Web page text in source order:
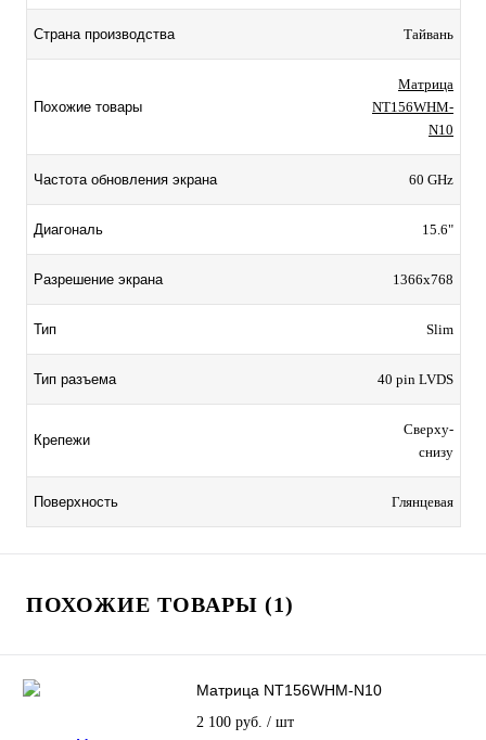
Страна производства Тайвань
Похожие товары
Матрица
NT156WHM-
N10
Частота обновления экрана 60 GHz
Диагональ 15.6"
Разрешение экрана 1366x768
Тип Slim
Тип разъема 40 pin LVDS
Крепежи
Сверху-
снизу
Поверхность Глянцевая
ПОХОЖИЕ ТОВАРЫ (1)
Матрица NT156WHM-N10
2 100 руб. / шт